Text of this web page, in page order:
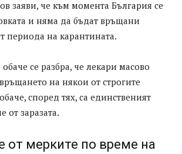
заяви, че към момента България се
и няма да бъдат връщани
периода на карантината.
се разбра, че лекари масово
на някои от строгите
според тях, са единственият
от заразата.
от мерките по време на